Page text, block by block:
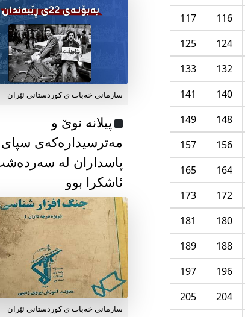
116
117
124
125
132
133
140
141
148
149
156
157
164
165
172
173
180
181
188
189
196
197
204
205
سازمانی خەبات ی كوردستانی ئێران
پیلانە نوێ و
مەترسیدارەکەی سپای
پاسداران لە
ئاشکرا بوو
سازمانی خەبات ی كوردستانی ئێران